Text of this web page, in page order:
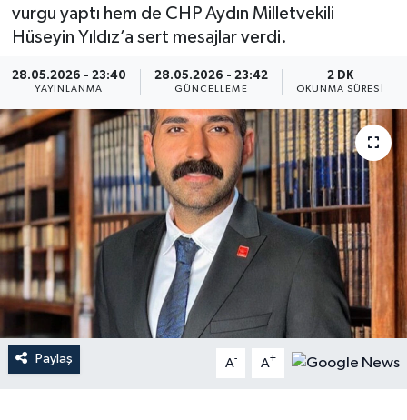
vurgu yaptı hem de CHP Aydın Milletvekili
Hüseyin Yıldız’a sert mesajlar verdi.
28.05.2026 - 23:40
YAYINLANMA
28.05.2026 - 23:42
GÜNCELLEME
2 DK
OKUNMA SÜRESI
Paylaş A- A+